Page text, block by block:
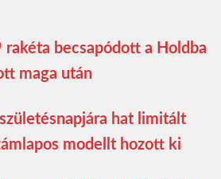
rakéta becsapódott a Holdba
maga után
hat limitált
modellt hozott ki